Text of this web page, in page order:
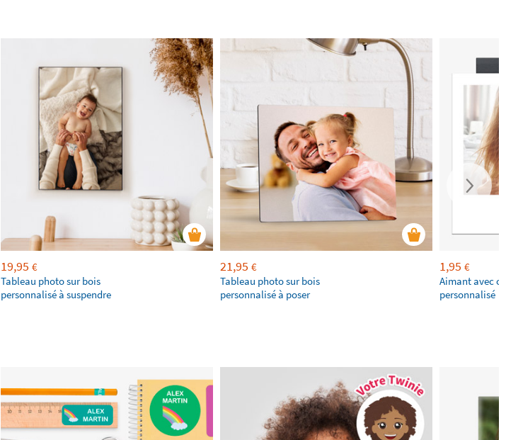
19,95 €
Tableau photo sur bois
personnalisé à suspendre
21,95 €
Tableau photo sur bois
personnalisé à poser
1,95 €
Aimant avec
personnalisé